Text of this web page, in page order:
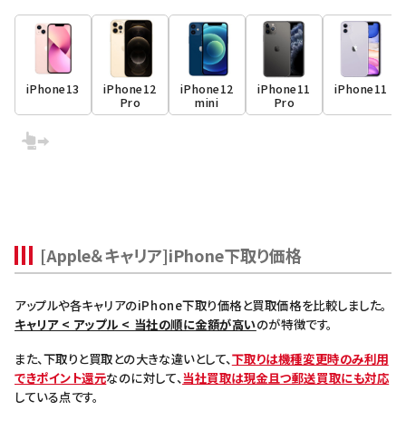
iPhone13 iPhone12
Pro
iPhone12
mini
iPhone11
Pro
iPhone11
[Apple＆キャリア]iPhone下取り価格
アップルや各キャリアのiPhone下取り価格と買取価格を比較しました。
キャリア < アップル < 当社の順に金額が高いのが特徴です。
また、下取りと買取との大きな違いとして、下取りは機種変更時のみ利用
できポイント還元なのに対して、当社買取は現金且つ郵送買取にも対応
している点です。